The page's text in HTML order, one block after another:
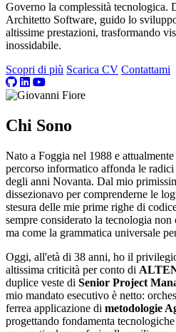
Governo la complessità tecnologica.
Architetto Software, guido lo
altissime prestazioni, trasformando
inossidabile.
Scopri di più Scarica CV Contattami
Chi Sono
Nato a Foggia nel 1988 e
percorso informatico affonda le
degli anni Novanta. Dal mio
dissezionavo per comprenderne le
stesura delle mie prime righe di
sempre considerato la tecnologia
ma come la grammatica universale
Oggi, all'età di 38 anni, ho il
altissima criticità per conto di
duplice veste di Senior Project
mio mandato esecutivo è netto:
ferrea applicazione di metodologie
progettando fondamenta